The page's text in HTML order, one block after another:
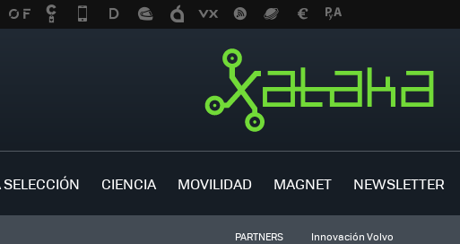
CIENCIA MOVILIDAD MAGNET NEWSLETTER
PARTNERS Innovación Volvo